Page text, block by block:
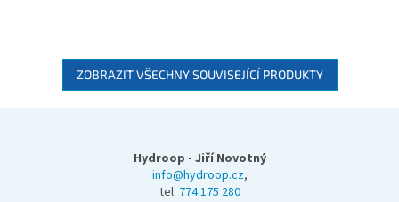
ZOBRAZIT VŠECHNY SOUVISEJÍCÍ PRODUKTY
Hydroop - Jiří Novotný
info@hydroop.cz,
tel: 774 175 280